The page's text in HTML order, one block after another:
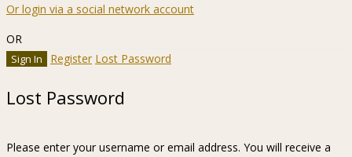
Or login via a social network account
OR
Register Lost Password
Lost Password
Please enter your username or email address. You will receive a